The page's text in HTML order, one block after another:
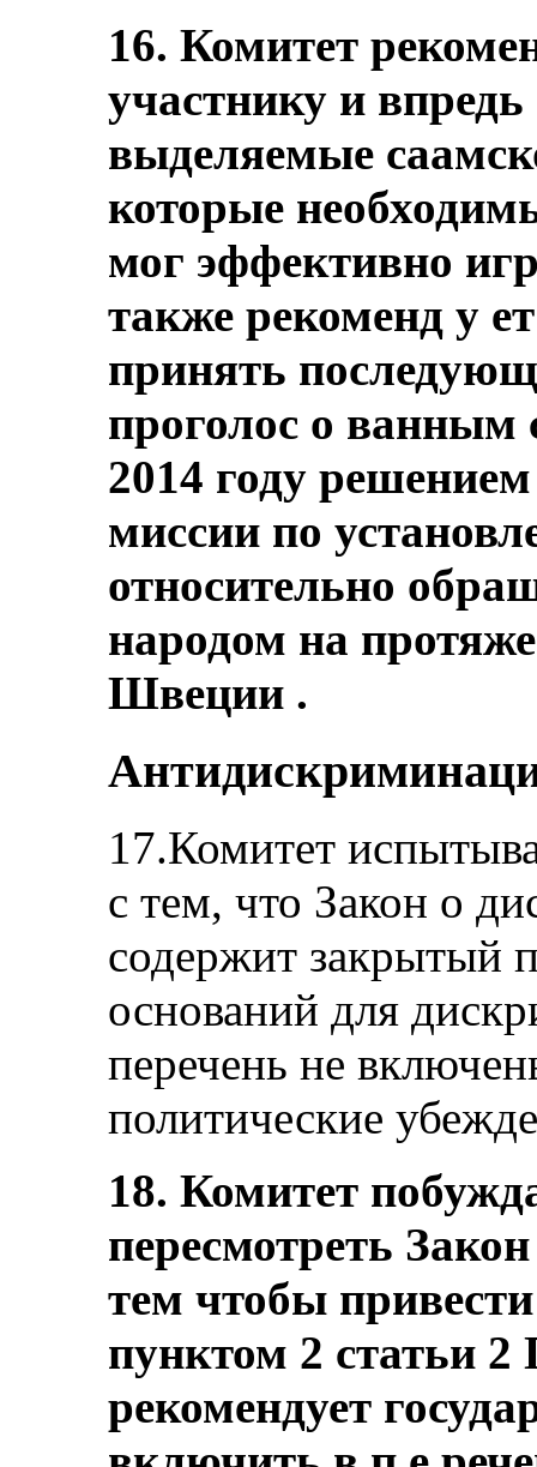
16. Комитет
участнику и
выделяемые
которые
мог эффективно
также рекоменд у
принять
проголос о ванным
2014 году
миссии по
относительно
народом на
Швеции .
17.Комитет
с тем, что Закон о
содержит закрытый
оснований для
перечень не
политические
18. Комитет
пересмотреть
тем чтобы привести
пунктом 2 статьи
рекомендует